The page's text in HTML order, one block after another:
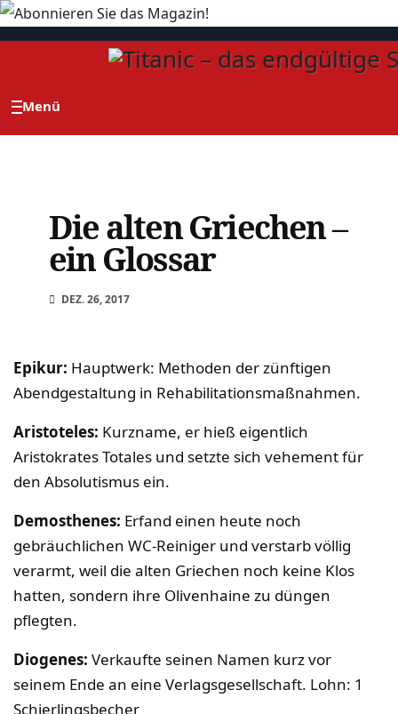
Zum
Die alten Griechen –
ein Glossar
DEZ. 26, 2017
Epikur: Hauptwerk: Methoden der zünftigen
Abendgestaltung in Rehabilitationsmaßnahmen.
Aristoteles: Kurzname, er hieß eigentlich
Aristokrates Totales und setzte sich vehement für
den Absolutismus ein.
Demosthenes: Erfand einen heute noch
gebräuchlichen WC-Reiniger und verstarb völlig
verarmt, weil die alten Griechen noch keine Klos
hatten, sondern ihre Olivenhaine zu düngen
pflegten.
Diogenes: Verkaufte seinen Namen kurz vor
seinem Ende an eine Verlagsgesellschaft. Lohn: 1
Schierlingsbecher